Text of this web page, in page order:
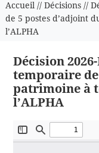
Accueil// Décisions//
de 5 postes d’adjoint
l’ALPHA
Décision
temporaire
patrimoine à
l’ALPHA